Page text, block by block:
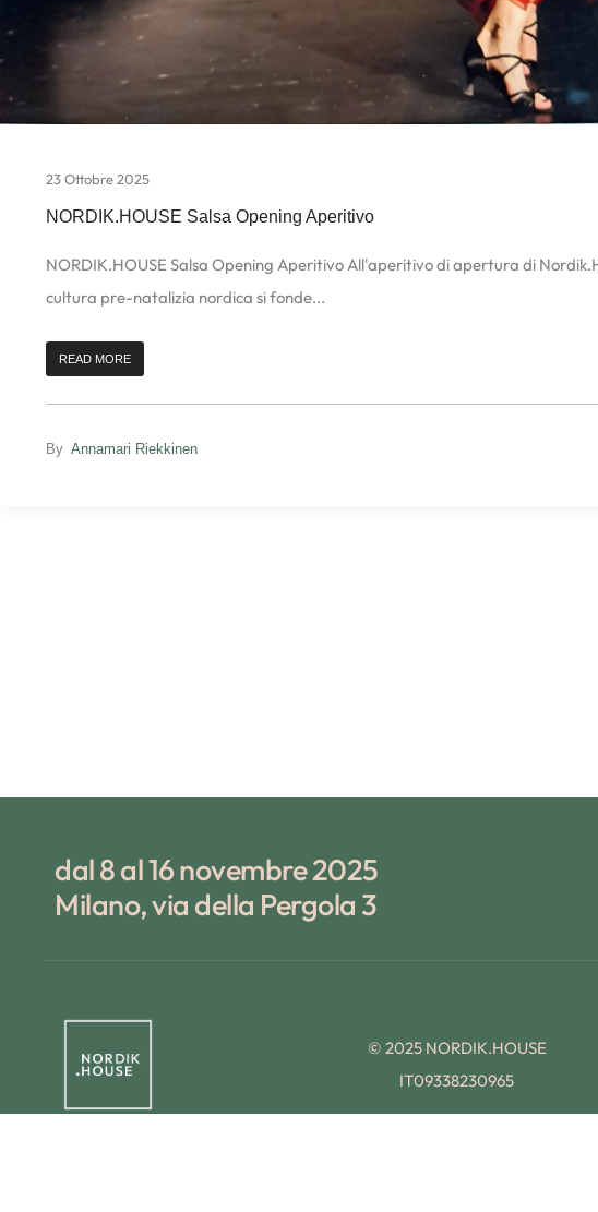
23 Ottobre 2025
NORDIK.HOUSE Salsa Opening Aperitivo
NORDIK.HOUSE Salsa Opening Aperitivo All'aperitivo di apertura di
cultura pre-natalizia nordica si fonde...
READ MORE
By Annamari Riekkinen
dal 8 al 16 novembre 2025
Milano, via della Pergola 3
© 2025 NORDIK.HOUSE
IT09338230965